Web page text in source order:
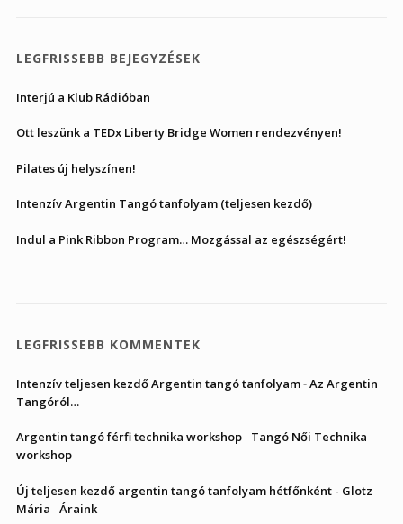
LEGFRISSEBB BEJEGYZÉSEK
Interjú a Klub Rádióban
Ott leszünk a TEDx Liberty Bridge Women rendezvényen!
Pilates új helyszínen!
Intenzív Argentin Tangó tanfolyam (teljesen kezdő)
Indul a Pink Ribbon Program… Mozgással az egészségért!
LEGFRISSEBB KOMMENTEK
Intenzív teljesen kezdő Argentin tangó tanfolyam-Az Argentin
Tangóról…
Argentin tangó férfi technika workshop- Tangó Női Technika
workshop
Új teljesen kezdő argentin tangó tanfolyam hétfőnként - Glotz
Mária -Áraink